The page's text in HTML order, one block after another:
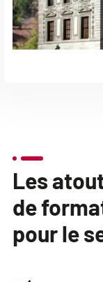
Les
de
pour le